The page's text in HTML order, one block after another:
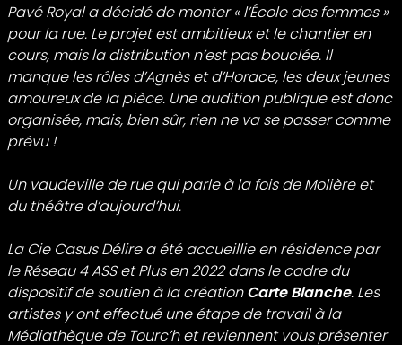
Pavé Royal a décidé de monter « l’École des femmes »
pour la rue. Le projet est ambitieux et le chantier en
cours, mais la distribution n’est pas bouclée. Il
manque les rôles d’Agnès et d’Horace, les deux jeunes
amoureux de la pièce. Une audition publique est donc
organisée, mais, bien sûr, rien ne va se passer comme
prévu !
Un vaudeville de rue qui parle à la fois de Molière et
du théâtre d’aujourd’hui.
La Cie Casus Délire a été accueillie en résidence par
le Réseau 4 ASS et Plusen 2022 dans le cadre du
dispositif de soutien à la création Carte Blanche. Les
artistes y ont effectué une étape de travail à la
Médiathèque de Tourc’h et reviennent vous présenter